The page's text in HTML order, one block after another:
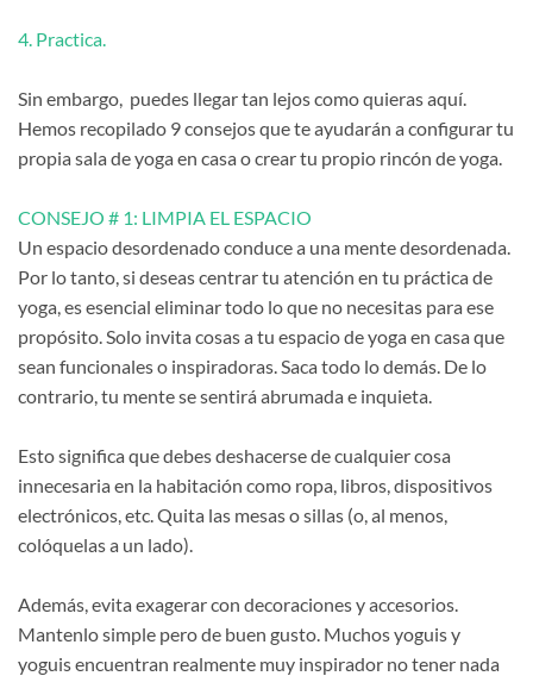
4. Practica.
Sin embargo, puedes llegar tan lejos como quieras aquí.
Hemos recopilado 9 consejos que te ayudarán a configurar tu
propia sala de yoga en casa o crear tu propio rincón de yoga.
CONSEJO # 1: LIMPIA EL ESPACIO
Un espacio desordenado conduce a una mente desordenada.
Por lo tanto, si deseas centrar tu atención en tu práctica de
yoga, es esencial eliminar todo lo que no necesitas para ese
propósito. Solo invita cosas a tu espacio de yoga en casa que
sean funcionales o inspiradoras. Saca todo lo demás. De lo
contrario, tu mente se sentirá abrumada e inquieta.
Esto significa que debes deshacerse de cualquier cosa
innecesaria en la habitación como ropa, libros, dispositivos
electrónicos, etc. Quita las mesas o sillas (o, al menos,
colóquelas a un lado).
Además, evita exagerar con decoraciones y accesorios.
Mantenlo simple pero de buen gusto. Muchos yoguis y
yoguis encuentran realmente muy inspirador no tener nada